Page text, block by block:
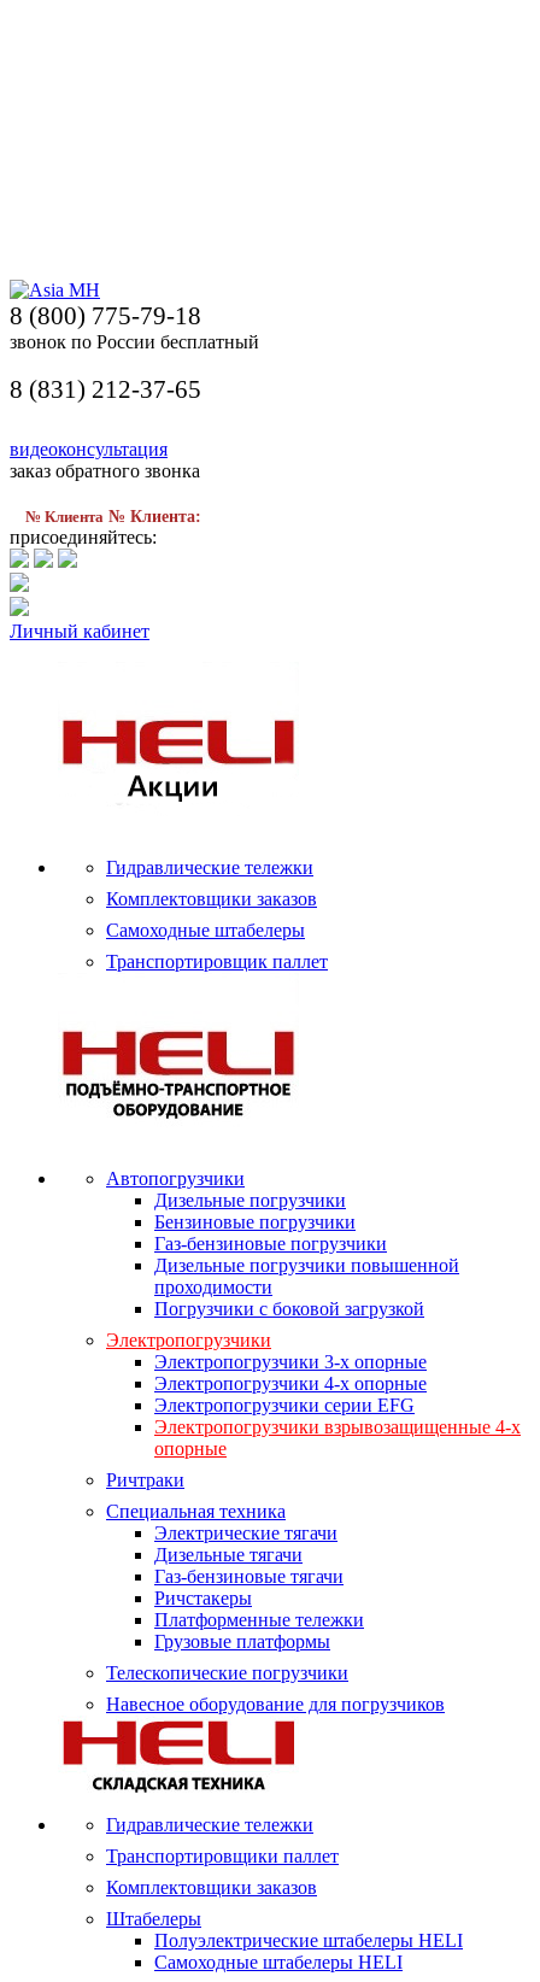
8 (800) 775-79-18
звонок по России бесплатный
8 (831) 212-37-65
видеоконсультация
заказ обратного звонка
№ Клиента № Клиента:
присоединяйтесь:
Личный кабинет
Гидравлические тележки
Комплектовщики заказов
Самоходные штабелеры
Транспортировщик паллет
Автопогрузчики
Дизельные погрузчики
Бензиновые погрузчики
Газ-бензиновые погрузчики
Дизельные погрузчики повышенной
проходимости
Погрузчики с боковой загрузкой
Электропогрузчики
Электропогрузчики 3-х опорные
Электропогрузчики 4-х опорные
Электропогрузчики серии EFG
Электропогрузчики взрывозащищенные 4-х
опорные
Ричтраки
Специальная техника
Электрические тягачи
Дизельные тягачи
Газ-бензиновые тягачи
Ричстакеры
Платформенные тележки
Грузовые платформы
Телескопические погрузчики
Навесное оборудование для погрузчиков
Гидравлические тележки
Транспортировщики паллет
Комплектовщики заказов
Штабелеры
Полуэлектрические штабелеры HELI
Самоходные штабелеры HELI